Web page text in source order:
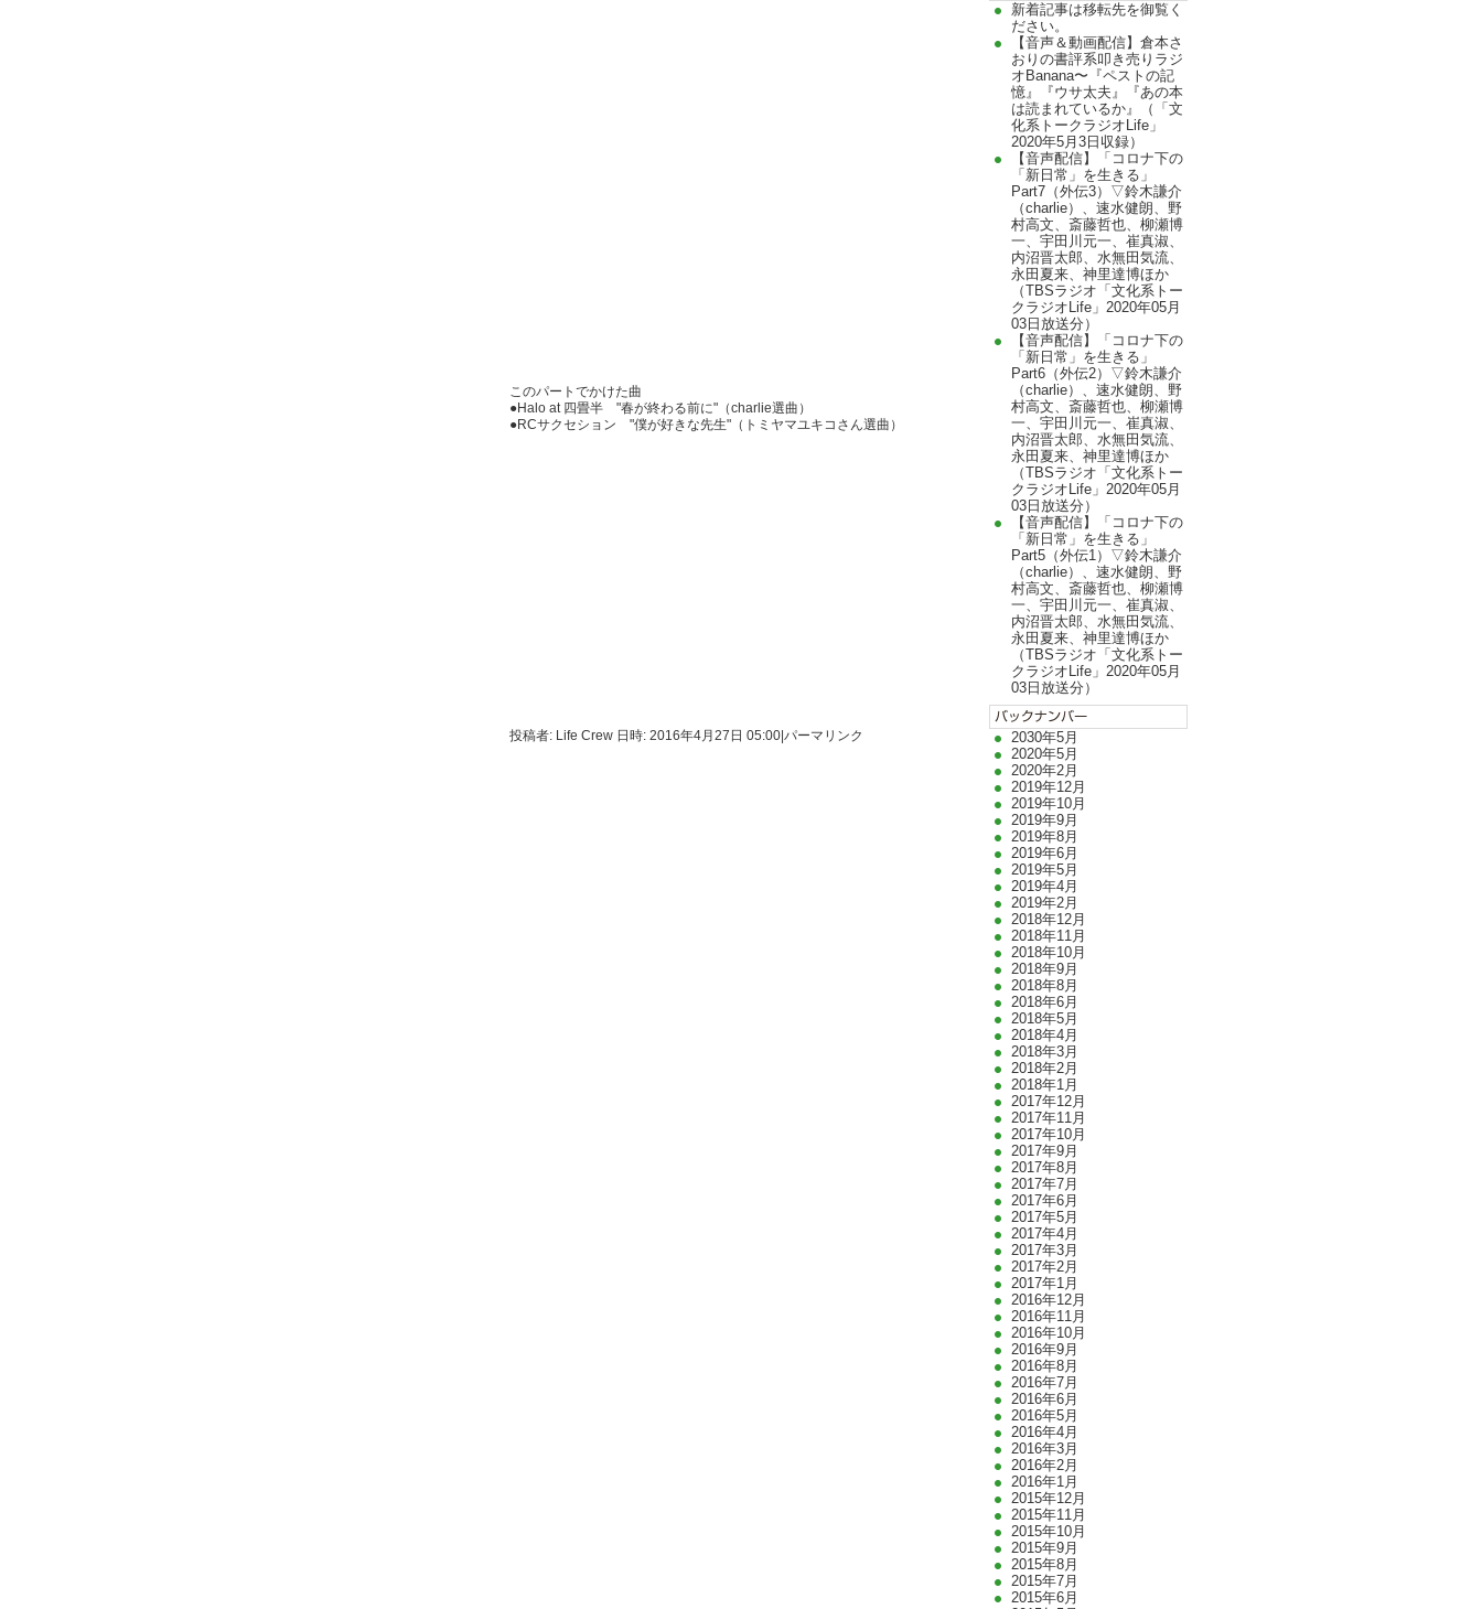
新着記事は移転先を御覧く
ださい。
【音声＆動画配信】倉本さ
おりの書評系叩き売りラジ
オBanana〜『ペストの記
憶』『ウサ太夫』『あの本
は読まれているか』（「文
化系トークラジオLife」
2020年5月3日収録）
【音声配信】「コロナ下の
「新日常」を生きる」
Part7（外伝3）▽鈴木謙介
（charlie）、速水健朗、野
村高文、斎藤哲也、柳瀬博
一、宇田川元一、崔真淑、
内沼晋太郎、水無田気流、
永田夏来、神里達博ほか
（TBSラジオ「文化系トー
クラジオLife」2020年05月
03日放送分）
【音声配信】「コロナ下の
「新日常」を生きる」
Part6（外伝2）▽鈴木謙介
（charlie）、速水健朗、野
村高文、斎藤哲也、柳瀬博
一、宇田川元一、崔真淑、
内沼晋太郎、水無田気流、
永田夏来、神里達博ほか
（TBSラジオ「文化系トー
クラジオLife」2020年05月
03日放送分）
【音声配信】「コロナ下の
「新日常」を生きる」
Part5（外伝1）▽鈴木謙介
（charlie）、速水健朗、野
村高文、斎藤哲也、柳瀬博
一、宇田川元一、崔真淑、
内沼晋太郎、水無田気流、
永田夏来、神里達博ほか
（TBSラジオ「文化系トー
クラジオLife」2020年05月
03日放送分）
2030年5月
2020年5月
2020年2月
2019年12月
2019年10月
2019年9月
2019年8月
2019年6月
2019年5月
2019年4月
2019年2月
2018年12月
2018年11月
2018年10月
2018年9月
2018年8月
2018年6月
2018年5月
2018年4月
2018年3月
2018年2月
2018年1月
2017年12月
2017年11月
2017年10月
2017年9月
2017年8月
2017年7月
2017年6月
2017年5月
2017年4月
2017年3月
2017年2月
2017年1月
2016年12月
2016年11月
2016年10月
2016年9月
2016年8月
2016年7月
2016年6月
2016年5月
2016年4月
2016年3月
2016年2月
2016年1月
2015年12月
2015年11月
2015年10月
2015年9月
2015年8月
2015年7月
2015年6月
このパートでかけた曲
●Halo at 四畳半 "春が終わる前に"（charlie選曲）
●RCサクセション "僕が好きな先生"（トミヤマユキコさん選曲）
投稿者: Life Crew 日時: 2016年4月27日 05:00 パーマリンク